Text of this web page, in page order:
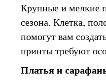
Крупные и мелкие
сезона. Клетка,
помогут вам
принты требуют
Платья и